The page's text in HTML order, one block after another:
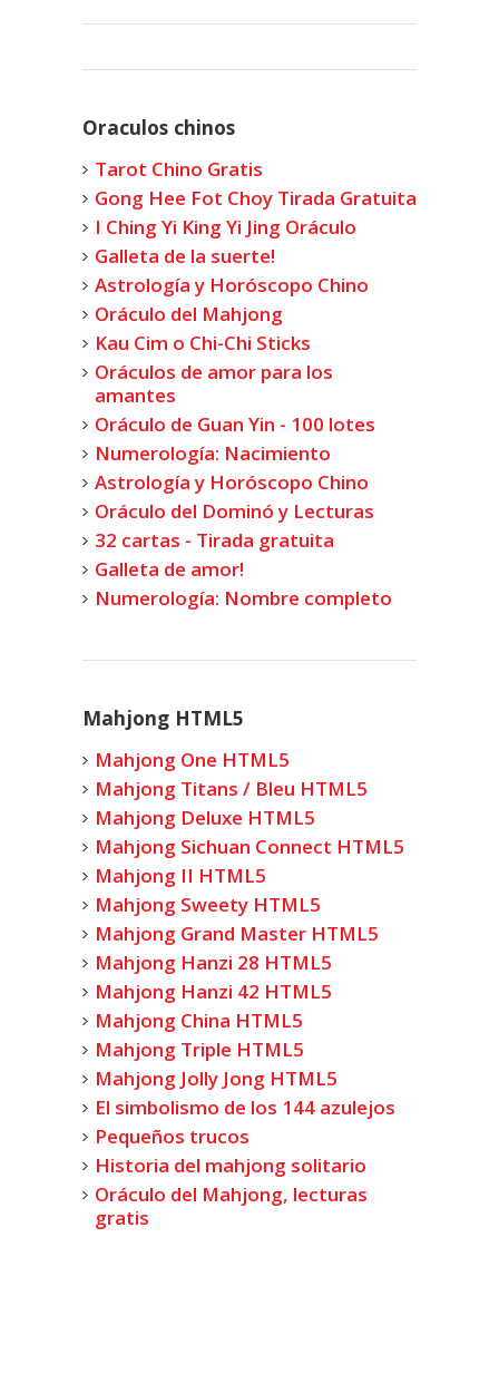
Oraculos chinos
Tarot Chino Gratis
Gong Hee Fot Choy Tirada Gratuita
I Ching Yi King Yi Jing Oráculo
Galleta de la suerte!
Astrología y Horóscopo Chino
Oráculo del Mahjong
Kau Cim o Chi-Chi Sticks
Oráculos de amor para los
amantes
Oráculo de Guan Yin - 100 lotes
Numerología: Nacimiento
Astrología y Horóscopo Chino
Oráculo del Dominó y Lecturas
32 cartas - Tirada gratuita
Galleta de amor!
Numerología: Nombre completo
Mahjong HTML5
Mahjong One HTML5
Mahjong Titans / Bleu HTML5
Mahjong Deluxe HTML5
Mahjong Sichuan Connect HTML5
Mahjong II HTML5
Mahjong Sweety HTML5
Mahjong Grand Master HTML5
Mahjong Hanzi 28 HTML5
Mahjong Hanzi 42 HTML5
Mahjong China HTML5
Mahjong Triple HTML5
Mahjong Jolly Jong HTML5
El simbolismo de los 144 azulejos
Pequeños trucos
Historia del mahjong solitario
Oráculo del Mahjong, lecturas
gratis